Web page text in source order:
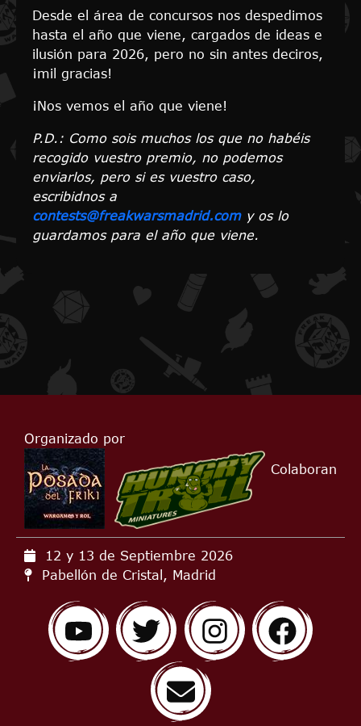
Desde el área de concursos nos despedimos
hasta el año que viene, cargados de ideas e
ilusión para 2026, pero no sin antes deciros,
¡mil gracias!
¡Nos vemos el año que viene!
P.D.: Como sois muchos los que no habéis
recogido vuestro premio, no podemos
enviarlos, pero si es vuestro caso,
escribidnos a
contests@freakwarsmadrid.comy os lo
guardamos para el año que viene.
Organizado por
Colaboran
12 y 13 de Septiembre 2026
Pabellón de Cristal, Madrid